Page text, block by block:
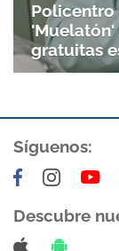
Policentro
gratuitas
Síguenos:
Descubre